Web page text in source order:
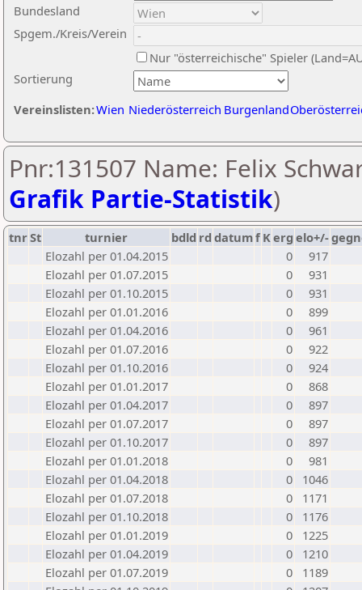
Sortierung
Bundesland
Spgem./Kreis/Verein
Nur "österreichische" Spieler
Vereinslisten:Wien Niederösterreich Burgenland
Pnr:131507 Name: Felix
Grafik Partie-Statistik)
tnrSt turnier bdld rd datumf Kerg elo+/-
Elozahl per 01.04.2015
0
917
Elozahl per 01.07.2015
0
931
Elozahl per 01.10.2015
0
931
Elozahl per 01.01.2016
0
899
Elozahl per 01.04.2016
0
961
Elozahl per 01.07.2016
0
922
Elozahl per 01.10.2016
0
924
Elozahl per 01.01.2017
0
868
Elozahl per 01.04.2017
0
897
Elozahl per 01.07.2017
0
897
Elozahl per 01.10.2017
0
897
Elozahl per 01.01.2018
0
981
Elozahl per 01.04.2018
0
1046
Elozahl per 01.07.2018
0
1171
Elozahl per 01.10.2018
0
1176
Elozahl per 01.01.2019
0
1225
Elozahl per 01.04.2019
0
1210
Elozahl per 01.07.2019
0
1189